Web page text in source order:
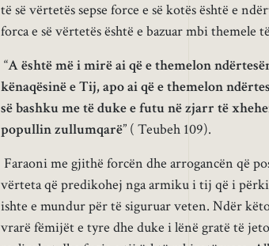
të së vërtetës sepse force e së kotës është e
forca e së vërtetës është e bazuar mbi themele
“A është më i mirë ai që e themelon
kënaqësinë e Tij, apo ai që e themelon
së bashku me të duke e futu në zjarr të
popullin zullumqarë” ( Teubeh 109).
Faraoni me gjithë forcën dhe arrogancën që
vërteta që predikohej nga armiku i tij që i
ishte e mundur për të siguruar veten. Ndër
vrarë fëmijët e tyre dhe duke i lënë gratë të